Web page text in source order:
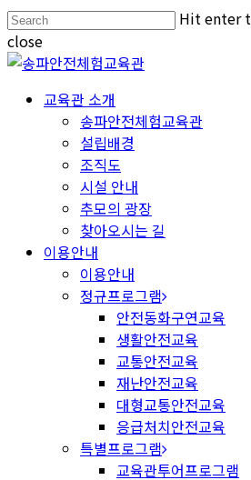
Hit enter
close
교육관 소개
송파안전체험교육관
설립배경
조직도
시설 안내
추모의 광장
찾아오시는 길
이용안내
이용안내
정규프로그램
안전동화구연교육
생활안전교육
교통안전교육
재난안전교육
대형교통안전교육
응급처치안전교육
특별프로그램
교육관투어프로그램